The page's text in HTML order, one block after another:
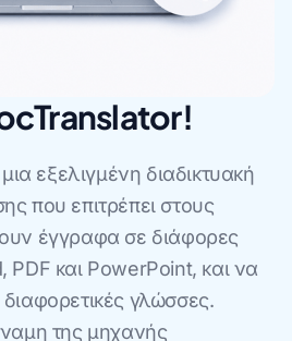
εξελιγμένη διαδικτυακή
που επιτρέπει στους
έγγραφα σε διάφορες
και PowerPoint, και να
γλώσσες.
της μηχανής